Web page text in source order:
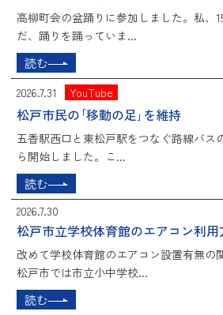
高柳町会の盆踊りに参加しました。私、
だ、踊りを踊っていま...
読む
2026.7.31 YouTube
松戸市民の｢移動の足｣を維持
五香駅西口と東松戸駅をつなぐ路線バス
ら開始しました。こ...
読む
2026.7.30
松戸市立学校体育館のエアコン利用
改めて学校体育館のエアコン設置有無の
松戸市では市立小中学校...
読む